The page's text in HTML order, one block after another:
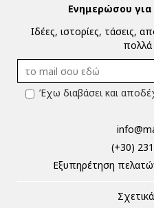
Ενημερώσου
Ιδέες, ιστορίες, τάσεις,
πολλά
Έχω διαβάσει και
(+30)
Eξυπηρέτηση